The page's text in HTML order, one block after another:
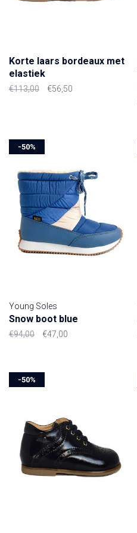
Korte laars bordeaux met
elastiek
€113,00 €56,50
-50%
Young Soles
Snow boot blue
€94,00 €47,00
-50%